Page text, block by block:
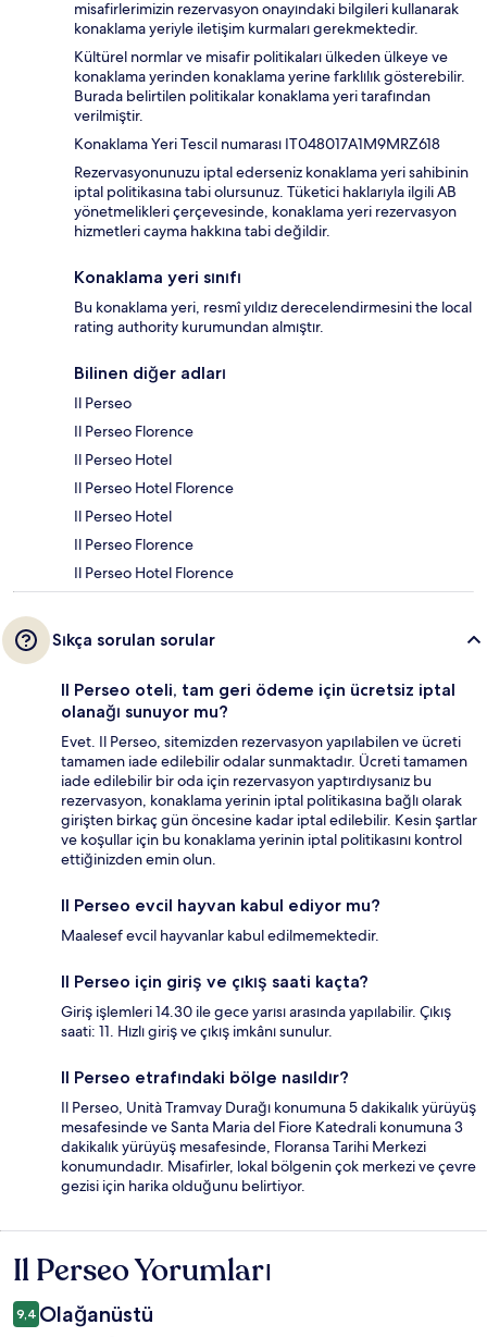
misafirlerimizin rezervasyon onayındaki bilgileri kullanarak
konaklama yeriyle iletişim kurmaları gerekmektedir.
Kültürel normlar ve misafir politikaları ülkeden ülkeye ve
konaklama yerinden konaklama yerine farklılık gösterebilir.
Burada belirtilen politikalar konaklama yeri tarafından
verilmiştir.
Konaklama Yeri Tescil numarası IT048017A1M9MRZ618
Rezervasyonunuzu iptal ederseniz konaklama yeri sahibinin
iptal politikasına tabi olursunuz. Tüketici haklarıyla ilgili AB
yönetmelikleri çerçevesinde, konaklama yeri rezervasyon
hizmetleri cayma hakkına tabi değildir.
Konaklama yeri sınıfı
Bu konaklama yeri, resmî yıldız derecelendirmesini the local
rating authority kurumundan almıştır.
Bilinen diğer adları
Il Perseo
Il Perseo Florence
Il Perseo Hotel
Il Perseo Hotel Florence
Il Perseo Hotel
Il Perseo Florence
Il Perseo Hotel Florence
Sıkça sorulan sorular
Il Perseo oteli, tam geri ödeme için ücretsiz iptal
olanağı sunuyor mu?
Evet. Il Perseo, sitemizden rezervasyon yapılabilen ve ücreti
tamamen iade edilebilir odalar sunmaktadır. Ücreti tamamen
iade edilebilir bir oda için rezervasyon yaptırdıysanız bu
rezervasyon, konaklama yerinin iptal politikasına bağlı olarak
girişten birkaç gün öncesine kadar iptal edilebilir. Kesin şartlar
ve koşullar için bu konaklama yerinin iptal politikasını kontrol
ettiğinizden emin olun.
Il Perseo evcil hayvan kabul ediyor mu?
Maalesef evcil hayvanlar kabul edilmemektedir.
Il Perseo için giriş ve çıkış saati kaçta?
Giriş işlemleri 14.30 ile gece yarısı arasında yapılabilir. Çıkış
saati: 11. Hızlı giriş ve çıkış imkânı sunulur.
Il Perseo etrafındaki bölge nasıldır?
Il Perseo, Unità Tramvay Durağı konumuna 5 dakikalık yürüyüş
mesafesinde ve Santa Maria del Fiore Katedrali konumuna 3
dakikalık yürüyüş mesafesinde, Floransa Tarihi Merkezi
konumundadır. Misafirler, lokal bölgenin çok merkezi ve çevre
gezisi için harika olduğunu belirtiyor.
Yorumlar
Il Perseo Yorumları
9,4 Olağanüstü